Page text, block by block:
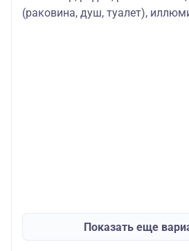
(раковина, душ, туалет),
Показать еще